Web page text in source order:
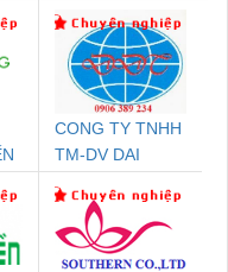
CONG TY TNHH
TM-DV DAI